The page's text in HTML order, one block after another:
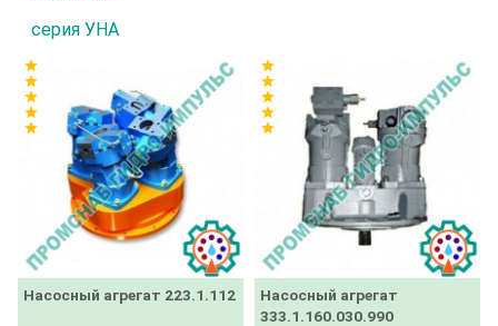
серия УНА
Насосный агрегат 223.1.112
star
star
star
star
star
Насосный агрегат
333.1.160.030.990
star
star
star
star
star